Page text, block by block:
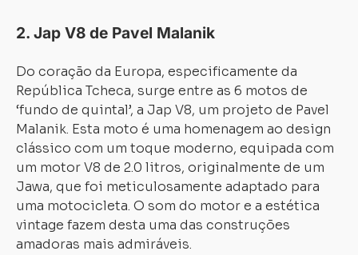
2. Jap V8 de Pavel Malanik
Do coração da Europa, especificamente da
República Tcheca, surge entre as 6 motos de
‘fundo de quintal’, a Jap V8, um projeto de Pavel
Malanik. Esta moto é uma homenagem ao design
clássico com um toque moderno, equipada com
um motor V8 de 2.0 litros, originalmente de um
Jawa, que foi meticulosamente adaptado para
uma motocicleta. O som do motor e a estética
vintage fazem desta uma das construções
amadoras mais admiráveis.